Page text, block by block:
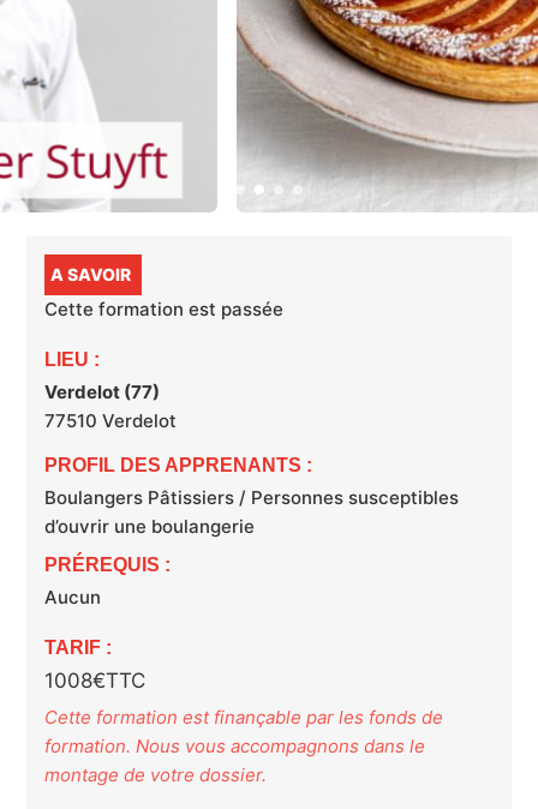
A SAVOIR
Cette formation est passée
LIEU :
Verdelot (77)
77510 Verdelot
PROFIL DES APPRENANTS :
Boulangers Pâtissiers / Personnes susceptibles
d’ouvrir une boulangerie
PRÉREQUIS :
Aucun
TARIF :
1008€TTC
Cette formation est finançable par les fonds de
formation. Nous vous accompagnons dans le
montage de votre dossier.